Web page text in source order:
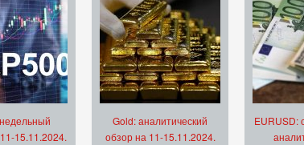
15.11.2024.
Gold: аналитический
обзор на 11-15.11.2024.
EURUSD: